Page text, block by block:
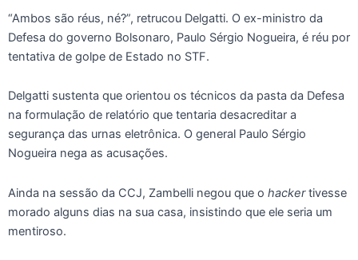
“Ambos são réus, né?”, retrucou Delgatti. O ex-ministro da
Defesa do governo Bolsonaro, Paulo Sérgio Nogueira, é réu por
tentativa de golpe de Estado no STF.
Delgatti sustenta que orientou os técnicos da pasta da Defesa
na formulação de relatório que tentaria desacreditar a
segurança das urnas eletrônica. O general Paulo Sérgio
Nogueira nega as acusações.
Ainda na sessão da CCJ, Zambelli negou que o hackertivesse
morado alguns dias na sua casa, insistindo que ele seria um
mentiroso.